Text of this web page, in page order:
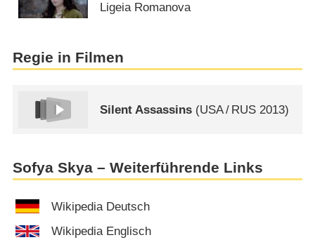
Ligeia Romanova
Regie in Filmen
Silent Assassins (USA/ RUS 2013)
Sofya Skya – Weiterführende Links
Wikipedia Deutsch
Wikipedia Englisch